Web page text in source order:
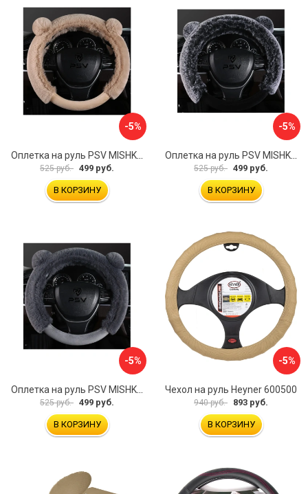
-5%
Оплетка на руль PSV MISHKA Premium 136099
525 руб. 499 руб.
В КОРЗИНУ
-5%
Оплетка на руль PSV MISHKA Premium 136095
525 руб. 499 руб.
В КОРЗИНУ
-5%
525 руб. 499 руб.
В КОРЗИНУ
-5%
Чехол на руль Heyner 600500
940 руб. 893 руб.
В КОРЗИНУ